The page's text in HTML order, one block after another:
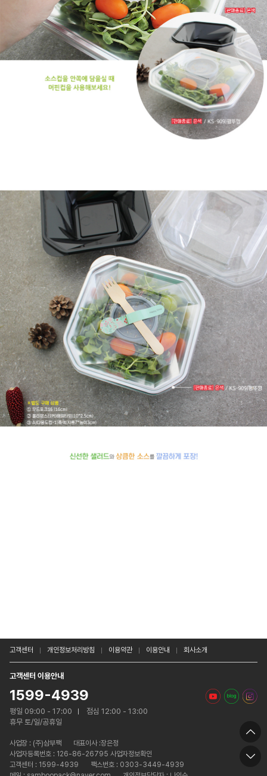
고객센터 개인정보처리방침 이용약관 이용안내 회사소개
고객센터 이용안내
1599-4939
평일 09:00 - 17:00
점심 12:00 - 13:00
휴무 토/일/공휴일
사업장 : (주)삼부팩
대표이사 :장은정
사업자등록번호 : 126-86-26795 사업자정보확인
고객센터 : 1599-4939
팩스번호 : 0303-3449-4939